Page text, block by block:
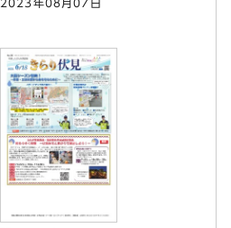
2023年08月07日